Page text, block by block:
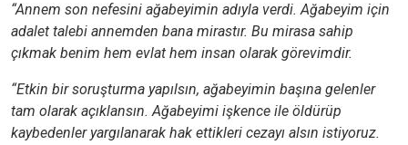
“Annem son nefesini ağabeyimin adıyla verdi. Ağabeyim için
adalet talebi annemden bana mirastır. Bu mirasa sahip
çıkmak benim hem evlat hem insan olarak görevimdir.
“Etkin bir soruşturma yapılsın, ağabeyimin başına gelenler
tam olarak açıklansın. Ağabeyimi işkence ile öldürüp
kaybedenler yargılanarak hak ettikleri cezayı alsın istiyoruz.